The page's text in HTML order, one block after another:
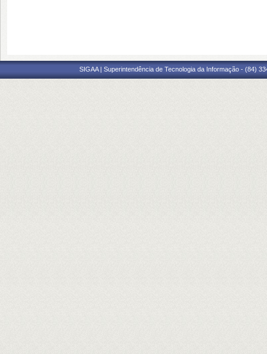
SIGAA | Superintendência de Tecnologia da Informação - (84)